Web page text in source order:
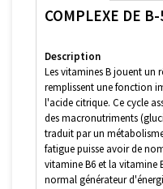
COMPLEXE DE
Description
Les vitamines B jouent un
remplissent une fonction
l'acide citrique. Ce cycle
des macronutriments
traduit par un
fatigue puisse avoir de
vitamine B6 et la vitamine
normal générateur